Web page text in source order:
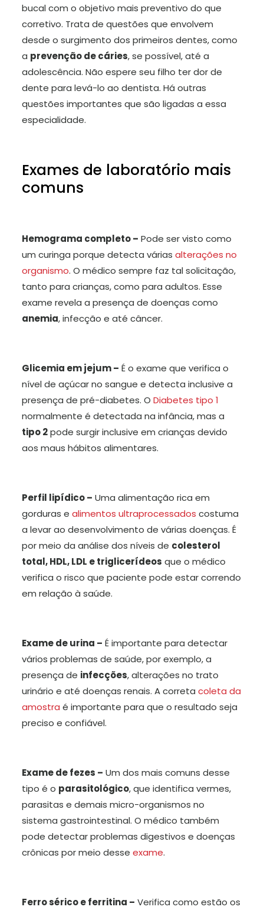
bucal com o objetivo mais preventivo do que
corretivo. Trata de questões que envolvem
desde o surgimento dos primeiros dentes, como
a prevenção de cáries, se possível, até a
adolescência. Não espere seu filho ter dor de
dente para levá-lo ao dentista. Há outras
questões importantes que são ligadas a essa
especialidade.
Exames de laboratório mais
comuns
Hemograma completo – Pode ser visto como
um curinga porque detecta várias alterações no
organismo. O médico sempre faz tal solicitação,
tanto para crianças, como para adultos. Esse
exame revela a presença de doenças como
anemia, infecção e até câncer.
Glicemia em jejum – É o exame que verifica o
nível de açúcar no sangue e detecta inclusive a
presença de pré-diabetes. O Diabetes tipo 1
normalmente é detectada na infância, mas a
tipo 2pode surgir inclusive em crianças devido
aos maus hábitos alimentares.
Perfil lipídico – Uma alimentação rica em
gorduras e alimentos ultraprocessados costuma
a levar ao desenvolvimento de várias doenças. É
por meio da análise dos níveis de colesterol
total, HDL, LDL e triglicerídeos que o médico
verifica o risco que paciente pode estar correndo
em relação à saúde.
Exame de urina – É importante para detectar
vários problemas de saúde, por exemplo, a
presença de infecções, alterações no trato
urinário e até doenças renais. A correta coleta da
amostra é importante para que o resultado seja
preciso e confiável.
Exame de fezes – Um dos mais comuns desse
tipo é o parasitológico, que identifica vermes,
parasitas e demais micro-organismos no
sistema gastrointestinal. O médico também
pode detectar problemas digestivos e doenças
crônicas por meio desse exame.
Ferro sérico e ferritina – Verifica como estão os